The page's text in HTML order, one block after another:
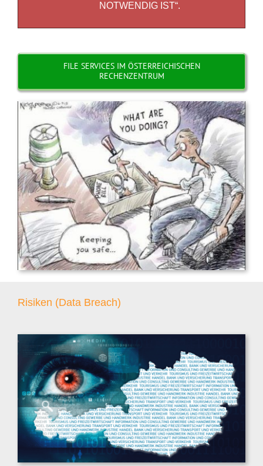
NOTWENDIG IST“.
FILE SERVICES IM ÖSTERREICHISCHEN
RECHENZENTRUM
Risiken (Data Breach)